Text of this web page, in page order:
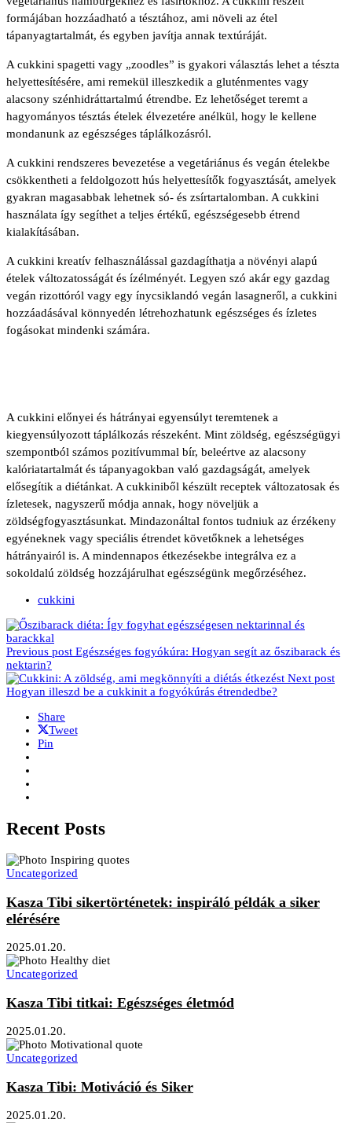
formájában hozzáadható a tésztához, ami növeli az étel
tápanyagtartalmát, és egyben javítja annak textúráját.
A cukkini spagetti vagy „zoodles” is gyakori választás lehet a tészta
helyettesítésére, ami remekül illeszkedik a gluténmentes vagy
alacsony szénhidráttartalmú étrendbe. Ez lehetőséget teremt a
hagyományos tésztás ételek élvezetére anélkül, hogy le kellene
mondanunk az egészséges táplálkozásról.
A cukkini rendszeres bevezetése a vegetáriánus és vegán ételekbe
csökkentheti a feldolgozott hús helyettesítők fogyasztását, amelyek
gyakran magasabbak lehetnek só- és zsírtartalomban. A cukkini
használata így segíthet a teljes értékű, egészségesebb étrend
kialakításában.
A cukkini kreatív felhasználással gazdagíthatja a növényi alapú
ételek változatosságát és ízélményét. Legyen szó akár egy gazdag
vegán rizottóról vagy egy ínycsiklandó vegán lasagneről, a cukkini
hozzáadásával könnyedén létrehozhatunk egészséges és ízletes
fogásokat mindenki számára.
A cukkini előnyei és hátrányai egyensúlyt teremtenek a
kiegyensúlyozott táplálkozás részeként. Mint zöldség, egészségügyi
szempontból számos pozitívummal bír, beleértve az alacsony
kalóriatartalmát és tápanyagokban való gazdagságát, amelyek
elősegítik a diétánkat. A cukkiniből készült receptek változatosak és
ízletesek, nagyszerű módja annak, hogy növeljük a
zöldségfogyasztásunkat. Mindazonáltal fontos tudniuk az érzékeny
egyéneknek vagy speciális étrendet követőknek a lehetséges
hátrányairól is. A mindennapos étkezésekbe integrálva ez a
sokoldalú zöldség hozzájárulhat egészségünk megőrzéséhez.
cukkini
Previous post Egészséges fogyókúra: Hogyan segít az őszibarack és
nektarin?
Next post
Hogyan illeszd be a cukkinit a fogyókúrás étrendedbe?
Share
Tweet
Pin
Recent Posts
Uncategorized
Kasza Tibi sikertörténetek: inspiráló példák a siker
elérésére
2025.01.20.
Uncategorized
Kasza Tibi titkai: Egészséges életmód
2025.01.20.
Uncategorized
Kasza Tibi: Motiváció és Siker
2025.01.20.